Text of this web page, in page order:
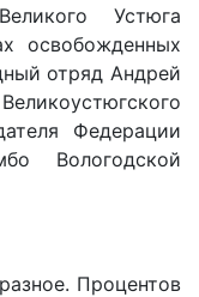
Устюга
освобожденных
отряд Андрей
Федерации
Вологодской
Процентов